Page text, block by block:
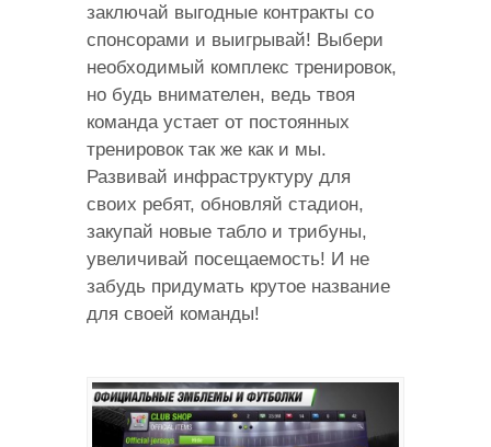
заключай выгодные контракты со
спонсорами и выигрывай! Выбери
необходимый комплекс тренировок,
но будь внимателен, ведь твоя
команда устает от постоянных
тренировок так же как и мы.
Развивай инфраструктуру для
своих ребят, обновляй стадион,
закупай новые табло и трибуны,
увеличивай посещаемость! И не
забудь придумать крутое название
для своей команды!